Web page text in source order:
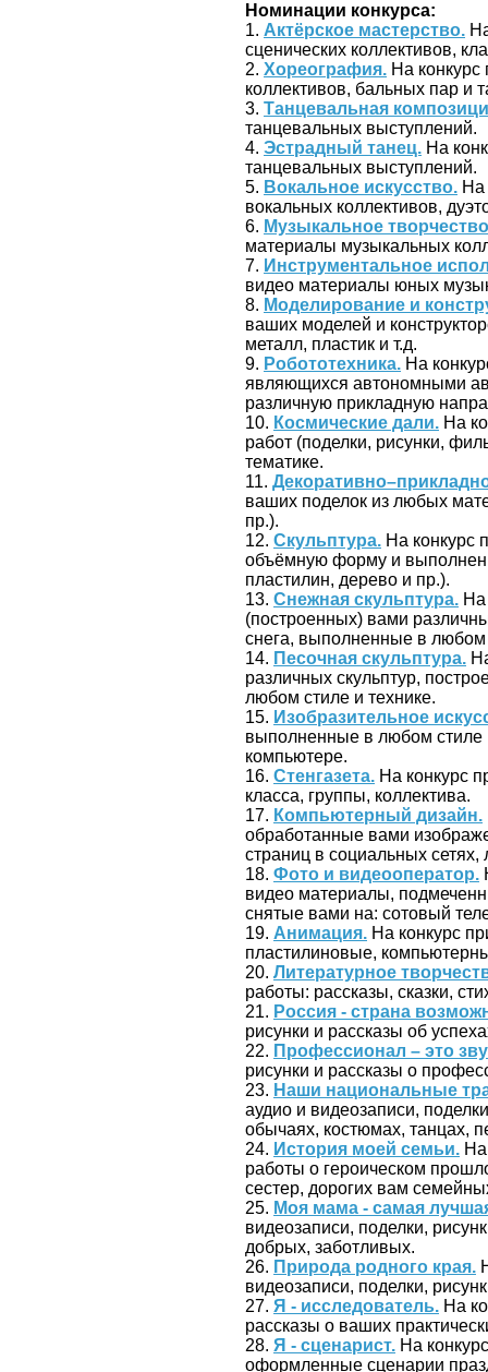
Номинации конкурса:
1. Актёрское мастерство.
сценических коллективов,
2. Хореография. На
коллективов, бальных пар и
3. Танцевальная
танцевальных выступлений.
4. Эстрадный танец. На
танцевальных выступлений.
5. Вокальное искусство. На
вокальных коллективов,
6. Музыкальное
материалы музыкальных
7. Инструментальное
видео материалы юных
8. Моделирование и
ваших моделей и
металл, пластик и т.д.
9. Робототехника. На
являющихся автономными
различную прикладную
10. Космические дали. На
работ (поделки, рисунки,
тематике.
11.
ваших поделок из любых
пр.).
12. Скульптура. На конкурс
объёмную форму и
пластилин, дерево и пр.).
13. Снежная скульптура. На
(построенных) вами
снега, выполненные в любом
14. Песочная скульптура.
различных скульптур,
любом стиле и технике.
15. Изобразительное
выполненные в любом стиле
компьютере.
16. Стенгазета. На конкурс
класса, группы, коллектива.
17. Компьютерный дизайн.
обработанные вами
страниц в социальных сетях,
18. Фото и видеооператор.
видео материалы,
снятые вами на: сотовый
19. Анимация. На конкурс
пластилиновые,
20. Литературное
работы: рассказы, сказки,
21. Россия - страна
рисунки и рассказы об
22. Профессионал – это
рисунки и рассказы о
23. Наши национальные
аудио и видеозаписи,
обычаях, костюмах, танцах,
24. История моей семьи.
работы о героическом
сестер, дорогих вам
25. Моя мама - самая
видеозаписи, поделки,
добрых, заботливых.
26. Природа родного края.
видеозаписи, поделки,
27. Я - исследователь. На
рассказы о ваших
28. Я - сценарист. На
оформленные сценарии